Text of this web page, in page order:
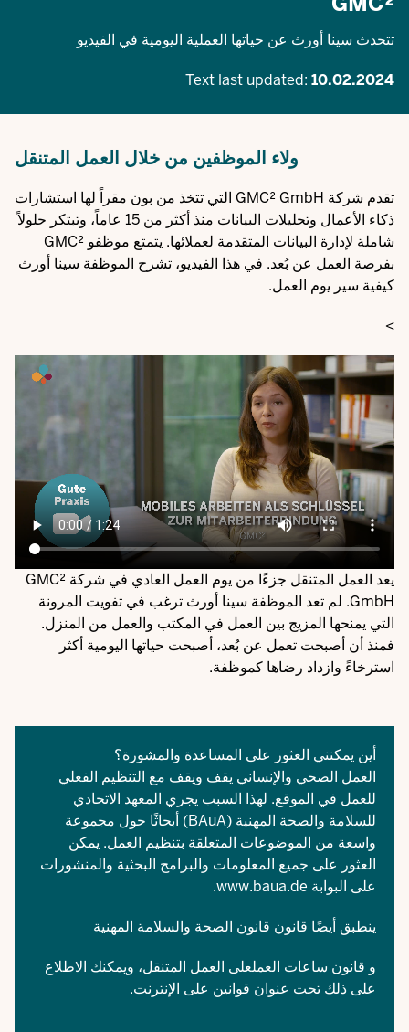
تتحدث سينا أورث عن حياتها العملية اليومية في الفيديو
Text last updated: 10.02.2024
ولاء الموظفين من خلال العمل المتنقل
تقدم شركة GMC² GmbH التي تتخذ من بون مقراً لها استشارات
ذكاء الأعمال وتحليلات البيانات منذ أكثر من 15 عاماً، وتبتكر حلولاً
شاملة لإدارة البيانات المتقدمة لعملائها. يتمتع موظفو GMC²
بفرصة العمل عن بُعد. في هذا الفيديو، تشرح الموظفة سينا أورث
كيفية سير يوم العمل.
>
Video
يعد العمل المتنقل جزءًا من يوم العمل العادي في شركة GMC²
GmbH. لم تعد الموظفة سينا أورث ترغب في تفويت المرونة
التي يمنحها المزيج بين العمل في المكتب والعمل من المنزل.
فمنذ أن أصبحت تعمل عن بُعد، أصبحت حياتها اليومية أكثر
استرخاءً وازداد رضاها كموظفة.
أين يمكنني العثور على المساعدة والمشورة؟
العمل الصحي والإنساني يقف ويقف مع التنظيم الفعلي
للعمل في الموقع. لهذا السبب يجري المعهد الاتحادي
للسلامة والصحة المهنية (BAuA) أبحاثًا حول مجموعة
واسعة من الموضوعات المتعلقة بتنظيم العمل. يمكن
العثور على جميع المعلومات والبرامج البحثية والمنشورات
على البوابة www.baua.de
.
ينطبق أيضًا قانون قانون الصحة والسلامة المهنية
و قانون ساعات العملعلى العمل المتنقل، ويمكنك الاطلاع
على ذلك تحت عنوان قوانين على الإنترنت.